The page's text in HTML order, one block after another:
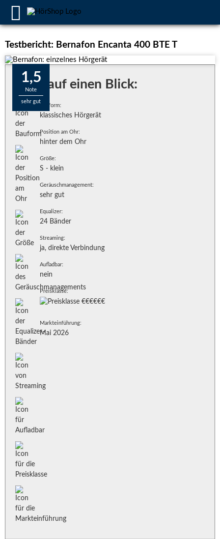
Testbericht: Bernafon Encanta 400 BTE T
1,5
Note
sehr gut
Alles auf einen Blick:
Bauform:
klassisches Hörgerät
Position am Ohr:
hinter dem Ohr
Größe:
S - klein
Geräuschmanagement:
sehr gut
Equalizer:
24 Bänder
Streaming:
ja, direkte Verbindung
Aufladbar:
nein
Preisklasse:
Markteinführung:
Mai 2026